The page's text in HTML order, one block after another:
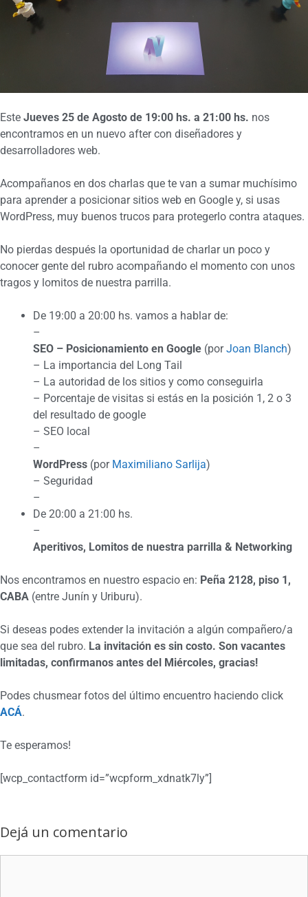
Este Jueves 25 de Agosto de 19:00 hs. a 21:00 hs. nos
encontramos en un nuevo after con diseñadores y
desarrolladores web.
Acompañanos en dos charlas que te van a sumar muchísimo
para aprender a posicionar sitios web en Google y, si usas
WordPress, muy buenos trucos para protegerlo contra ataques.
No pierdas después la oportunidad de charlar un poco y
conocer gente del rubro acompañando el momento con unos
tragos y lomitos de nuestra parrilla.
De 19:00 a 20:00 hs. vamos a hablar de:
–
SEO – Posicionamiento en Google (porJoan Blanch)
– La importancia del Long Tail
– La autoridad de los sitios y como conseguirla
– Porcentaje de visitas si estás en la posición 1, 2 o 3
del resultado de google
– SEO local
–
WordPress (por Maximiliano Sarlija)
– Seguridad
–
De 20:00 a 21:00 hs.
–
Aperitivos, Lomitos de nuestra parrilla & Networking
Nos encontramos en nuestro espacio en: Peña 2128, piso 1,
CABA (entre Junín y Uriburu).
Si deseas podes extender la invitación a algún compañero/a
que sea del rubro. La invitación es sin costo. Son vacantes
limitadas, confirmanos antes del Miércoles, gracias!
Podes chusmear fotos del último encuentro haciendo click
ACÁ.
Te esperamos!
[wcp_contactform id=”wcpform_xdnatk7ly”]
Dejá un comentario